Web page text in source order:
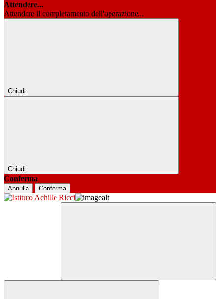
Attendere...
Attendere il completamento dell'operazione...
Chiudi
Chiudi
Conferma
Annulla Conferma